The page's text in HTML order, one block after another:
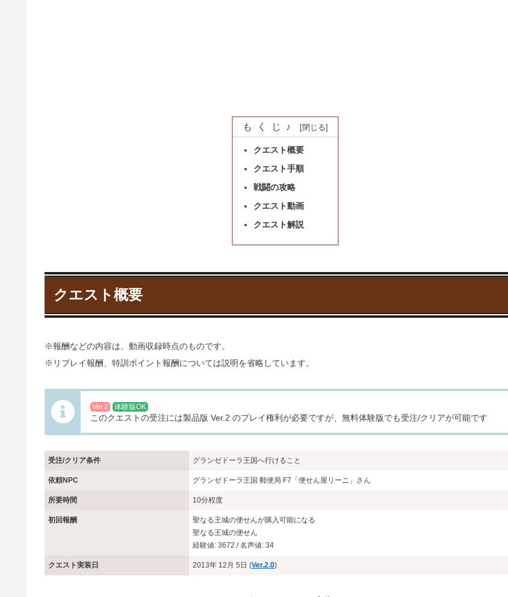
もくじ♪
クエスト概要
クエスト手順
戦闘の攻略
クエスト動画
クエスト解説
クエスト概要
※報酬などの内容は、動画収録時点のものです。
※リプレイ報酬、特訓ポイント報酬については説明を省略しています。
Ver.2 体験版OK
このクエストの受注には製品版 Ver.2 のプレイ権利が必要ですが、無料体験版でも受注/クリアが可能です
受注/クリア条件 グランゼドーラ王国へ行けること
依頼NPC グランゼドーラ王国 郵便局 F7「便せん屋リーニ」さん
所要時間 10分程度
初回報酬
聖なる王城の便せんが購入可能になる
聖なる王城の便せん
経験値: 3672 / 名声値: 34
クエスト実装日 2013年 12月 5日 (Ver.2.0)